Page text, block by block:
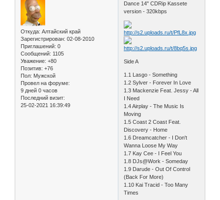
Откуда: Алтайский край
Зарегистрирован: 02-08-2010
Приглашений: 0
Сообщений: 1105
Уважение: +80
Позитив: +76
Пол: Мужской
Провел на форуме:
9 дней 0 часов
Последний визит:
25-02-2021 16:39:49
Dance 14" CDRip Kassete
version - 320kbps
Side A
1.1 Lasgo - Something
1.2 Sylver - Forever In Love
1.3 Mackenzie Feat. Jessy - All
I Need
1.4 Airplay - The Music Is
Moving
1.5 Coast 2 Coast Feat.
Discovery - Home
1.6 Dreamcatcher - I Don't
Wanna Loose My Way
1.7 Kay Cee - I Feel You
1.8 DJs@Work - Someday
1.9 Darude - Out Of Control
(Back For More)
1.10 Kai Tracid - Too Many
Times